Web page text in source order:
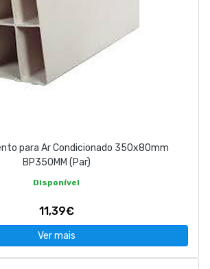
para Ar Condicionado 350x80mm
BP350MM (Par)
Disponível
11,39€
Ver mais